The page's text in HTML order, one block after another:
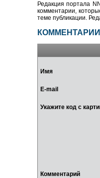
Редакция портала
комментарии,
теме публикации.
КОММЕНТАРИИ
Имя
E-mail
Укажите код с
Комментарий